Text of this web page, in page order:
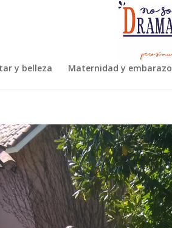
y belleza Maternidad y embarazo